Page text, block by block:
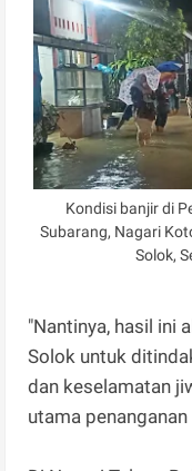
Kondisi banjir di
Subarang, Nagari
Solok,
"Nantinya, hasil ini
Solok untuk
dan keselamatan
utama